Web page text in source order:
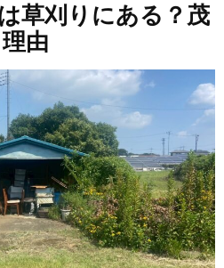
草刈りにある？茂
由